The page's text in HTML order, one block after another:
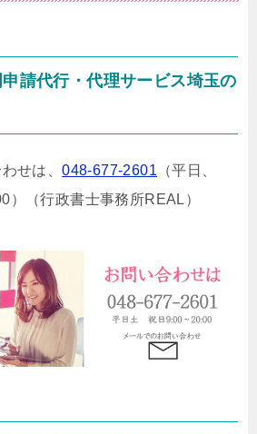
請代行・代理サービス埼玉の
せは、048-677-2601 （平日、
）
（行政書士事務所REAL）